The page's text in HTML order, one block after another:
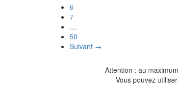
6
7
…
50
Suivant →
Attention : au
Vous pouvez